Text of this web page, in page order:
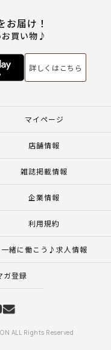
届け！
買い物♪
詳しくはこちら
マイページ
店舗情報
雑誌掲載情報
企業情報
利用規約
一緒に働こう♪求人情報
ガ登録
ALL Rights Reserved